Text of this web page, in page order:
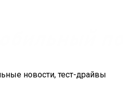
новости, тест-драйвы